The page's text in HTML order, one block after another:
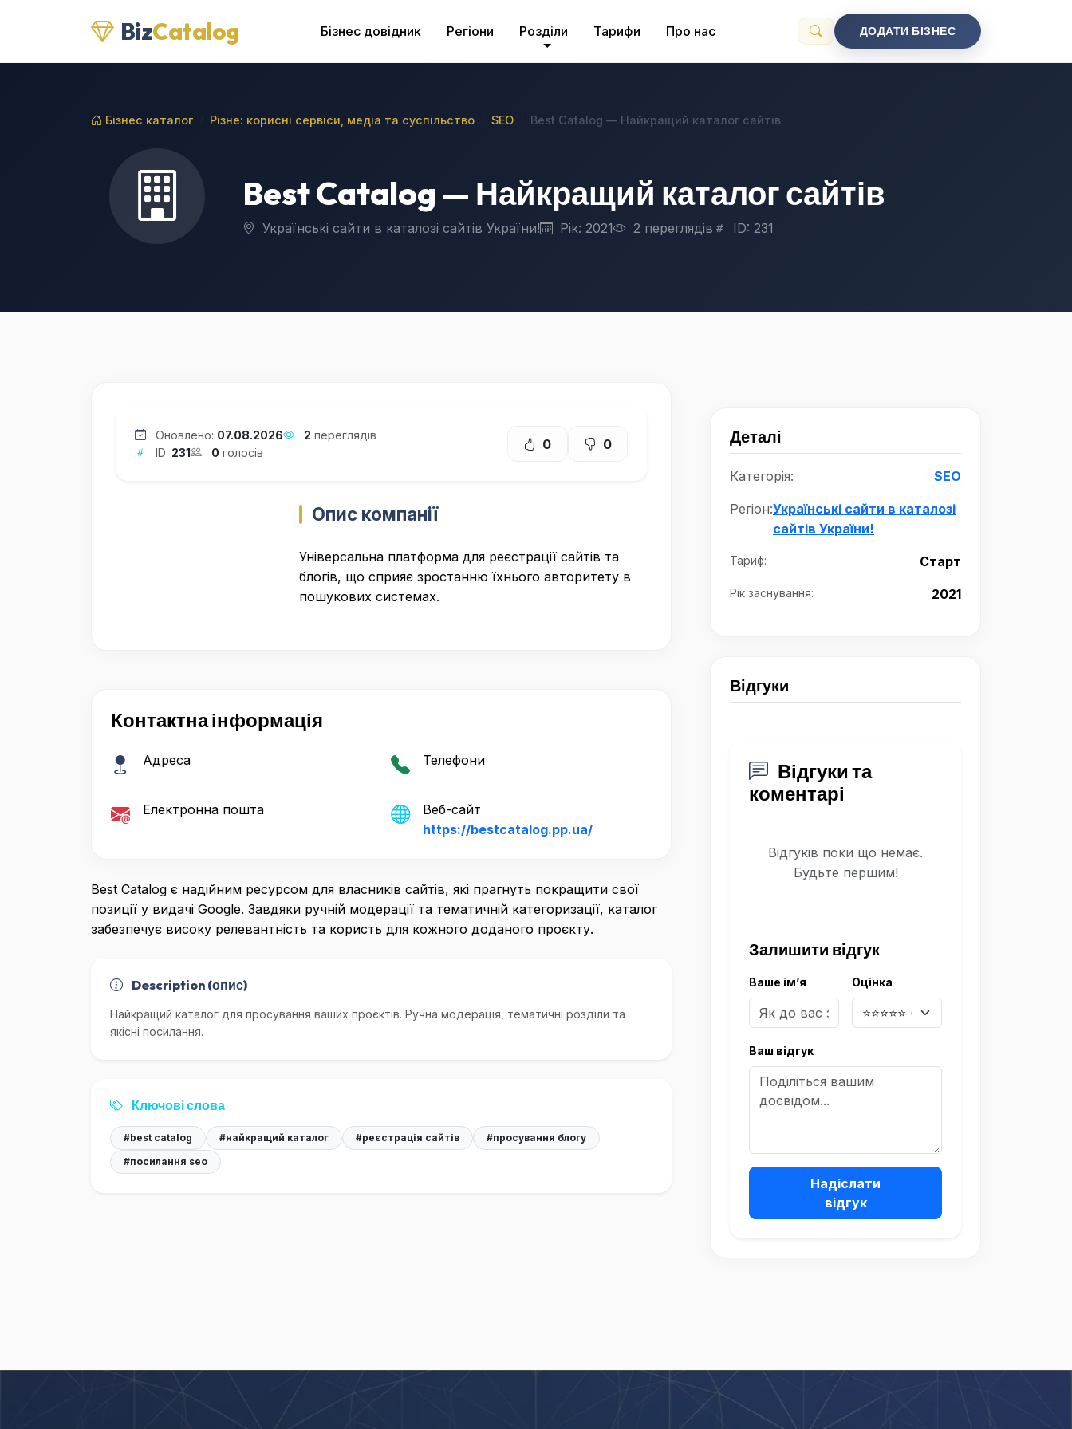
BizCatalog Бізнес довідник Регіони Розділи Тарифи Про нас ДОДАТИ БІЗНЕС
Бізнес каталог Різне: корисні сервіси, медіа та суспільство SEO Best Catalog — Найкращий каталог сайтів
Best Catalog — Найкращий каталог сайтів
Українські сайти в каталозі сайтів України! Рік: 2021 2 переглядів ID: 231
Оновлено: 07.08.2026 2 переглядів
ID: 231 0 голосів
0 0
Опис компанії
Універсальна платформа для реєстрації сайтів та
блогів, що сприяє зростанню їхнього авторитету в
пошукових системах.
Контактна інформація
Адреса Телефони
Електронна пошта
Веб-сайт
https://bestcatalog.pp.ua/
Best Catalog є надійним ресурсом для власників сайтів, які прагнуть покращити свої
позиції у видачі Google. Завдяки ручній модерації та тематичній категоризації, каталог
забезпечує високу релевантність та користь для кожного доданого проєкту.
Description (опис)
Найкращий каталог для просування ваших проєктів. Ручна модерація, тематичні розділи та
якісні посилання.
Ключові слова
#best catalog #найкращий каталог #реєстрація сайтів
#просування блогу
#посилання seo
Деталі
Категорія: SEO
Регіон:Українські сайти в каталозі
сайтів України!
Тариф: Старт
Рік заснування: 2021
Відгуки
Відгуки та
коментарі
Відгуків поки що немає.
Будьте першим!
Залишити відгук
Ваше ім’я Оцінка
Ваш відгук
Надіслати
відгук